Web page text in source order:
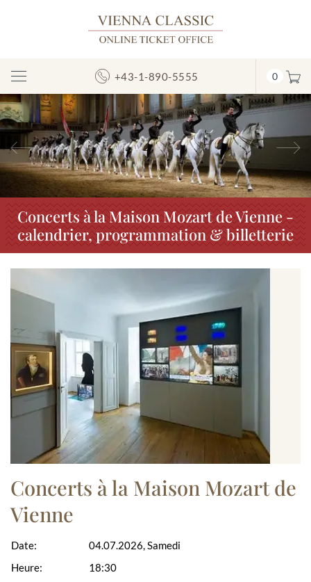
Afficher/masquer
la
navigation
+43-1-890-5555 0
Précédent
Concerts à la Maison Mozart de Vienne -
calendrier, programmation & billetterie
Concerts à la Maison Mozart de
Vienne
Date:
Heure:
04.07.2026, Samedi
18:30